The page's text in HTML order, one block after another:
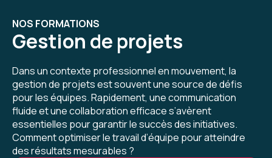
NOS FORMATIONS
Gestion de projets
Dans un contexte professionnel en mouvement, la
gestion de projets est souvent une source de défis
pour les équipes. Rapidement, une communication
fluide et une collaboration efficace s’avèrent
essentielles pour garantir le succès des initiatives.
Comment optimiser le travail d’équipe pour atteindre
des résultats mesurables ?
Baptiste M.
3
Selon moi, le contenu de la formation
correspondait plutôt à une formation niveau 1
ou alors j'ai déjà trop d'expérience / de pratique
pour cette formation.
Formation : Conduire et gérer un projet - niveau 2